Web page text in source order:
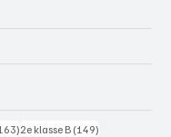
163 posts
2e klasse B (149)